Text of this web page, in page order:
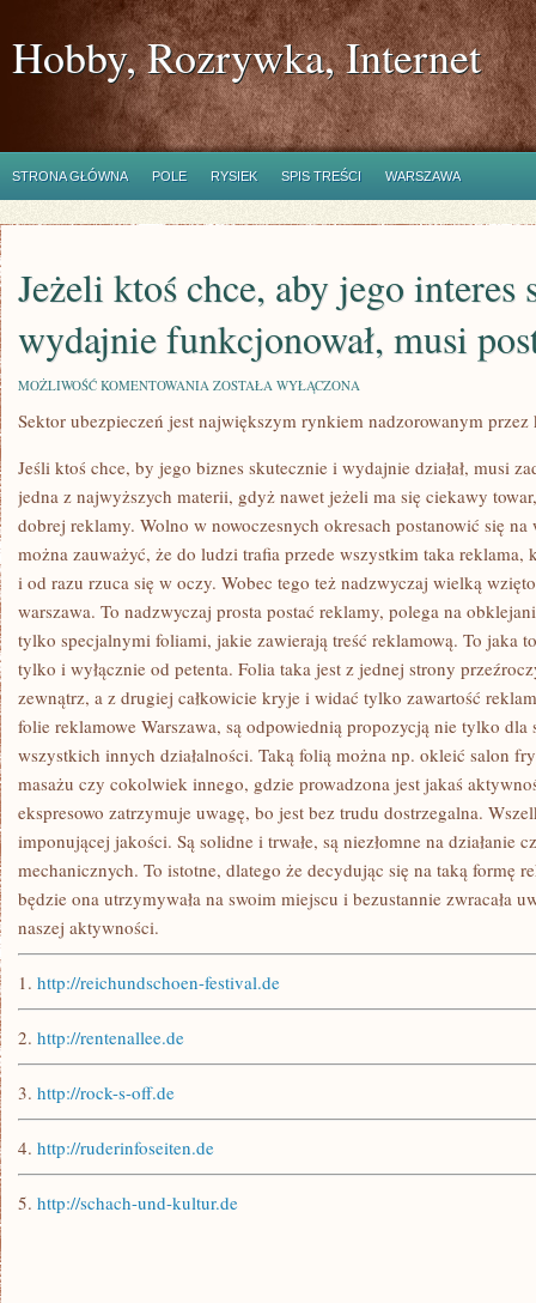
Hobby, Rozrywka, Internet
STRONA GŁÓWNA POLE RYSIEK SPIS TREŚCI WARSZAWA
Jeżeli ktoś chce, aby jego interes
wydajnie funkcjonował, musi
MOŻLIWOŚĆ KOMENTOWANIA JEŻELI
CHCE,
ABY
INTERES
SPRAWNIE
WYDAJNIE
FUNKCJONOWAŁ,
MUSI
POSTARAĆ
ZOSTAŁA WYŁĄCZONA
Sektor ubezpieczeń jest największym rynkiem nadzorowanym
Jeśli ktoś chce, by jego biznes skutecznie i wydajnie działał, musi
jedna z najwyższych materii, gdyż nawet jeżeli ma się ciekawy
dobrej reklamy. Wolno w nowoczesnych okresach postanowić się
można zauważyć, że do ludzi trafia przede wszystkim taka
i od razu rzuca się w oczy. Wobec tego też nadzwyczaj wielką
warszawa. To nadzwyczaj prosta postać reklamy, polega na
tylko specjalnymi foliami, jakie zawierają treść reklamową. To jaka
tylko i wyłącznie od petenta. Folia taka jest z jednej strony
zewnątrz, a z drugiej całkowicie kryje i widać tylko zawartość
folie reklamowe Warszawa, są odpowiednią propozycją nie tylko
wszystkich innych działalności. Taką folią można np. okleić salon
masażu czy cokolwiek innego, gdzie prowadzona jest jakaś
ekspresowo zatrzymuje uwagę, bo jest bez trudu dostrzegalna.
imponującej jakości. Są solidne i trwałe, są niezłomne na działanie
mechanicznych. To istotne, dlatego że decydując się na taką formę
będzie ona utrzymywała na swoim miejscu i bezustannie zwracała
naszej aktywności.
1. http://reichundschoen-festival.de
2. http://rentenallee.de
3. http://rock-s-off.de
4. http://ruderinfoseiten.de
5. http://schach-und-kultur.de